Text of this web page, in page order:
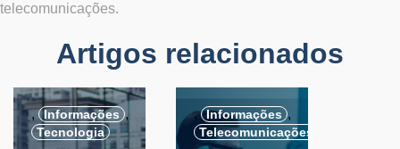
telecomunicações.
Artigos relacionados
, Informações ,
Tecnologia
, Informações ,
Telecomunicações